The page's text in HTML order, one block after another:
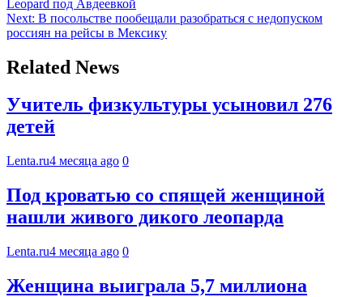
Leopard под Авдеевкой
Next: В посольстве пообещали разобраться с недопуском
россиян на рейсы в Мексику
Related News
Учитель физкультуры усыновил 276
детей
Lenta.ru4 месяца ago 0
Под кроватью со спящей женщиной
нашли живого дикого леопарда
Lenta.ru4 месяца ago 0
Женщина выиграла 5,7 миллиона